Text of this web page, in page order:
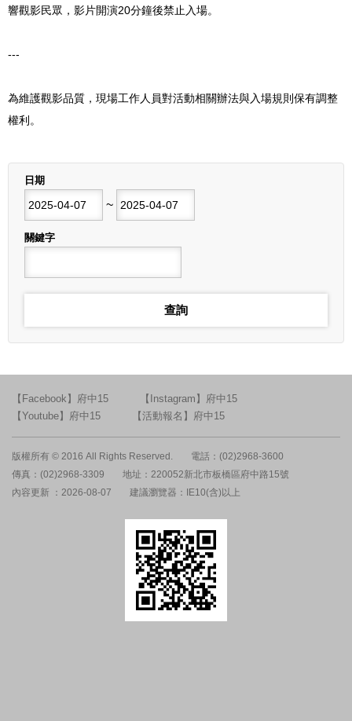
響觀影民眾，影片開演20分鐘後禁止入場。
---
為維護觀影品質，現場工作人員對活動相關辦法與入場規則保有調整
權利。
日期
~
結束日期
關鍵字
【Facebook】府中15
【Instagram】府中15
【Youtube】府中15
【活動報名】府中15
版權所有 © 2016 All Rights Reserved.
電話：(02)2968-3600
傳真：(02)2968-3309
地址：220052新北市板橋區府中路15號
內容更新 ：2026-08-07
建議瀏覽器：IE10(含)以上